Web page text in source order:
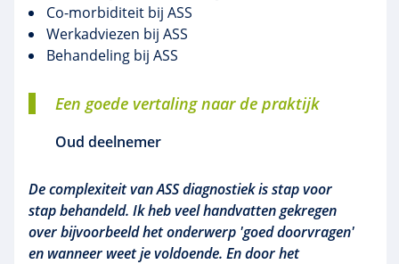
Co-morbiditeit bij ASS
Werkadviezen bij ASS
Behandeling bij ASS
Een goede vertaling naar de praktijk
Oud deelnemer
De complexiteit van ASS diagnostiek is stap voor
stap behandeld. Ik heb veel handvatten gekregen
over bijvoorbeeld het onderwerp 'goed doorvragen'
en wanneer weet je voldoende. En door het